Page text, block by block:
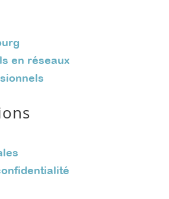
en réseaux